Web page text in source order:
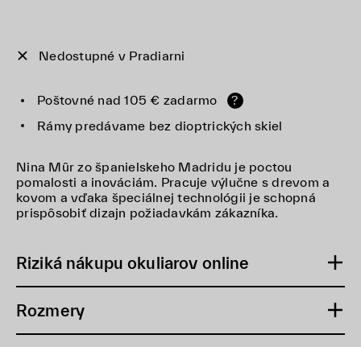
Nedostupné v Pradiarni
Poštovné nad 105 € zadarmo
?
Rámy predávame bez dioptrických skiel
Nina Mûr zo španielskeho Madridu je poctou
pomalosti a inováciám. Pracuje výlučne s drevom a
kovom a vďaka špeciálnej technológii je schopná
prispôsobiť dizajn požiadavkám zákazníka.
Riziká nákupu okuliarov online
Rozmery